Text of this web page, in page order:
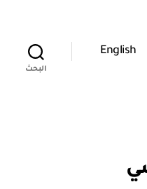
English
البحث